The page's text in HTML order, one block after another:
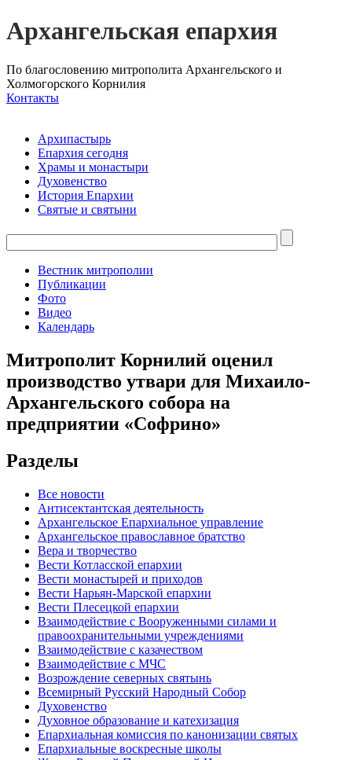
Архангельская епархия
По благословению митрополита Архангельского и
Холмогорского Корнилия
Контакты
Архипастырь
Епархия сегодня
Храмы и монастыри
Духовенство
История Епархии
Святые и святыни
Вестник митрополии
Публикации
Фото
Видео
Календарь
Митрополит Корнилий оценил
производство утвари для Михаило-
Архангельского собора на
предприятии «Софрино»
Разделы
Все новости
Антисектантская деятельность
Архангельское Епархиальное управление
Архангельское православное братство
Вера и творчество
Вести Котласской епархии
Вести монастырей и приходов
Вести Нарьян-Марской епархии
Вести Плесецкой епархии
Взаимодействие с Вооруженными силами и
правоохранительными учреждениями
Взаимодействие с казачеством
Взаимодействие с МЧС
Возрождение северных святынь
Всемирный Русский Народный Собор
Духовенство
Духовное образование и катехизация
Епархиальная комиссия по канонизации святых
Епархиальные воскресные школы